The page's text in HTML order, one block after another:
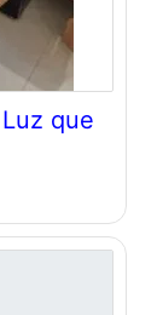
que